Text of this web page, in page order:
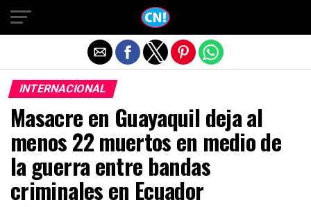
INTERNACIONAL
Masacre en Guayaquil deja al
menos 22 muertos en medio de
la guerra entre bandas
criminales en Ecuador
Salir de la versión móvil